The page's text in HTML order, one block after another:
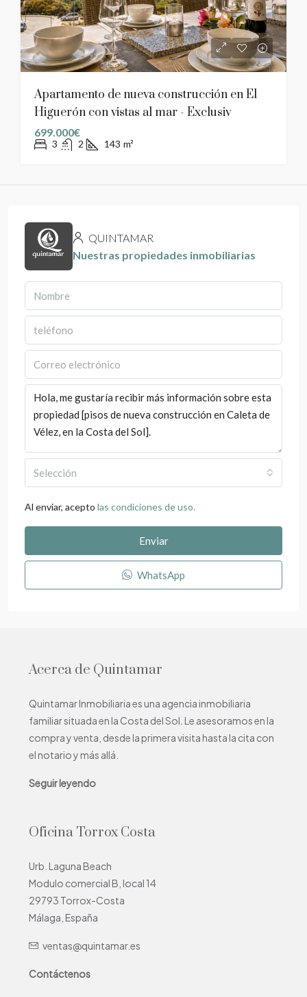
Apartamento de nueva construcción en El
Higuerón con vistas al mar - Exclusiv
699.000€
3 2 143 m²
QUINTAMAR
Nuestras propiedades inmobiliarias
Selección
Al enviar, acepto las condiciones de uso.
Enviar
WhatsApp
Acerca de Quintamar
Quintamar Inmobiliaria es una agencia inmobiliaria
familiar situada en la Costa del Sol. Le asesoramos en la
compra y venta, desde la primera visita hasta la cita con
el notario y más allá.
Seguir leyendo
Oficina Torrox Costa
Urb. Laguna Beach
Modulo comercial B, local 14
29793 Torrox-Costa
Málaga, España
ventas@quintamar.es
Contáctenos